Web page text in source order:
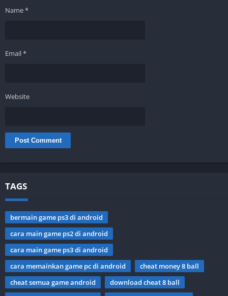
Name*
Email*
Website
TAGS
bermain game ps3 di android
cara main game ps2 di android
cara main game ps3 di android
cara memainkan game pc di android
cheat money 8 ball
cheat semua game android
download cheat 8 ball